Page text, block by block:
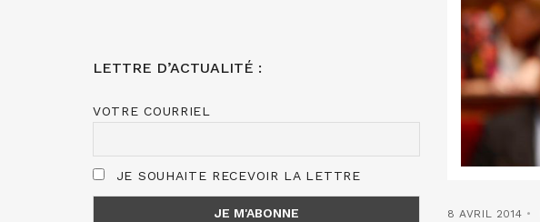
8 AVRIL 2014
LETTRE D’ACTUALITÉ :
VOTRE COURRIEL
JE SOUHAITE RECEVOIR LA LETTRE